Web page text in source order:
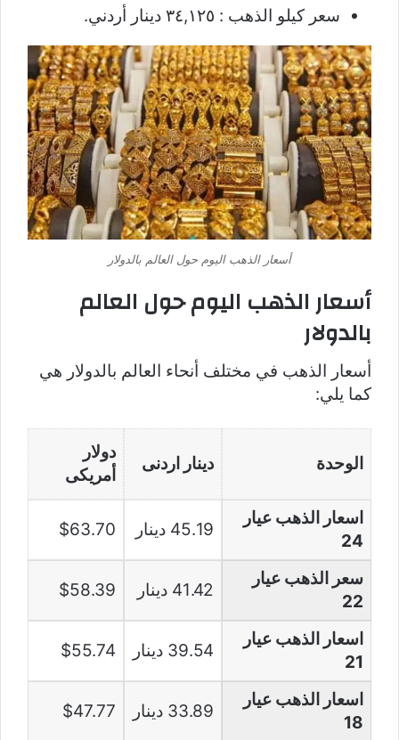
سعر كيلو الذهب : ٣٤,١٢٥ دينار أردني.
أسعار الذهب اليوم حول العالم بالدولار
أسعار الذهب اليوم حول العالم
بالدولار
أسعار الذهب في مختلف أنحاء العالم بالدولار هي
كما يلي:
الوحدة دينار اردنى
دولار
أمريكى
اسعار الذهب عيار
24
45.19 دينار $63.70
سعر الذهب عيار
22
41.42 دينار $58.39
اسعار الذهب عيار
21
39.54 دينار $55.74
اسعار الذهب عيار
18
33.89 دينار $47.77